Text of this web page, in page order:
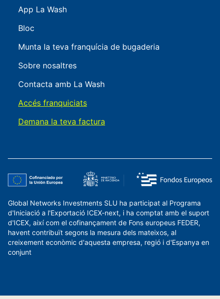
App La Wash
Bloc
Munta la teva franquícia de bugaderia
Sobre nosaltres
Contacta amb La Wash
Accés franquiciats
Demana la teva factura
Global Networks Investments SLU ha participat al Programa
d'Iniciació a l'Exportació ICEX-next, i ha comptat amb el suport
d'ICEX, així com el cofinançament de Fons europeus FEDER,
havent contribuït segons la mesura dels mateixos, al
creixement econòmic d'aquesta empresa, regió i d'Espanya en
conjunt